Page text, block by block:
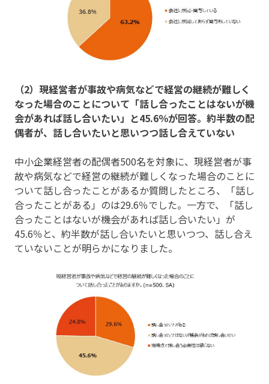
（2）現経営者が事故や病気などで経営の継続が難しく
なった場合のことについて「話し合ったことはないが機
会があれば話し合いたい」と45.6％が回答。約半数の配
偶者が、話し合いたいと思いつつ話し合えていない
中小企業経営者の配偶者500名を対象に、現経営者が事
故や病気などで経営の継続が難しくなった場合のことに
ついて話し合ったことがあるか質問したところ、「話し
合ったことがある」のは29.6％でした。一方で、「話し
合ったことはないが機会があれば話し合いたい」が
45.6％と、約半数が話し合いたいと思いつつ、話し合え
ていないことが明らかになりました。